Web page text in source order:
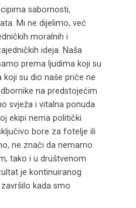
sabornosti,
Mi ne dijelimo, već
moralnih i
ideja. Naša
prema ljudima koji su
koji su dio naše priče ne
na predstojećim
svježa i vitalna ponuda
ekipi nema politički
bore za fotelje ili
ne znači da nemamo
tako i u društvenom
je kontinuiranog
kada smo